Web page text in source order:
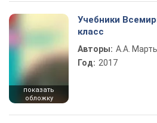
показать
обложку
Учебники
класс
Авторы: А.А.
Год: 2017